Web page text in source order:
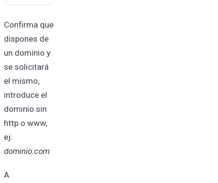
Confirma que
dispones de
un dominio y
se solicitará
el mismo,
introduce el
dominio sin
http o www,
ej:
dominio.com
A